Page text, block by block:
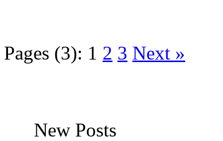
Pages (3): 1 2 3 Next »
New Posts